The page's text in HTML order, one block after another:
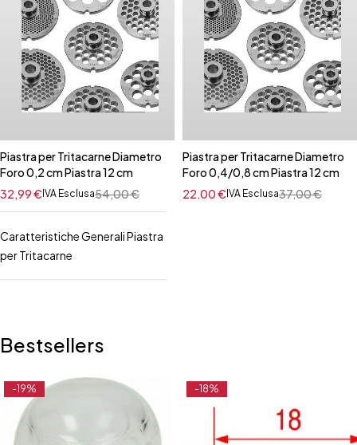
Piastra per Tritacarne Diametro
Foro 0,2 cm Piastra 12 cm
54,00€
32,99€ IVA Esclusa
Caratteristiche Generali Piastra
per Tritacarne
Piastra per Tritacarne Diametro
Foro 0,4/0,8 cm Piastra 12 cm
37,00€
22,00€ IVA Esclusa
Bestsellers
-19% -18%